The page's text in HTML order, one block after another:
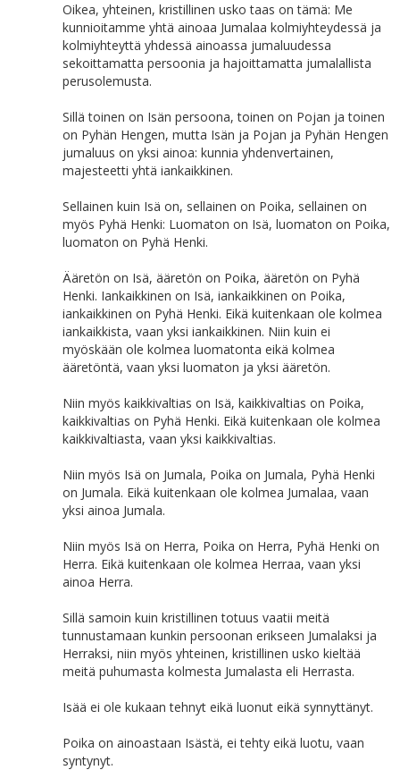
Oikea, yhteinen, kristillinen usko taas on tämä: Me
kunnioitamme yhtä ainoaa Jumalaa kolmiyhteydessä ja
kolmiyhteyttä yhdessä ainoassa jumaluudessa
sekoittamatta persoonia ja hajoittamatta jumalallista
perusolemusta.
Sillä toinen on Isän persoona, toinen on Pojan ja toinen
on Pyhän Hengen, mutta Isän ja Pojan ja Pyhän Hengen
jumaluus on yksi ainoa: kunnia yhdenvertainen,
majesteetti yhtä iankaikkinen.
Sellainen kuin Isä on, sellainen on Poika, sellainen on
myös Pyhä Henki: Luomaton on Isä, luomaton on Poika,
luomaton on Pyhä Henki.
Ääretön on Isä, ääretön on Poika, ääretön on Pyhä
Henki. Iankaikkinen on Isä, iankaikkinen on Poika,
iankaikkinen on Pyhä Henki. Eikä kuitenkaan ole kolmea
iankaikkista, vaan yksi iankaikkinen. Niin kuin ei
myöskään ole kolmea luomatonta eikä kolmea
ääretöntä, vaan yksi luomaton ja yksi ääretön.
Niin myös kaikkivaltias on Isä, kaikkivaltias on Poika,
kaikkivaltias on Pyhä Henki. Eikä kuitenkaan ole kolmea
kaikkivaltiasta, vaan yksi kaikkivaltias.
Niin myös Isä on Jumala, Poika on Jumala, Pyhä Henki
on Jumala. Eikä kuitenkaan ole kolmea Jumalaa, vaan
yksi ainoa Jumala.
Niin myös Isä on Herra, Poika on Herra, Pyhä Henki on
Herra. Eikä kuitenkaan ole kolmea Herraa, vaan yksi
ainoa Herra.
Sillä samoin kuin kristillinen totuus vaatii meitä
tunnustamaan kunkin persoonan erikseen Jumalaksi ja
Herraksi, niin myös yhteinen, kristillinen usko kieltää
meitä puhumasta kolmesta Jumalasta eli Herrasta.
Isää ei ole kukaan tehnyt eikä luonut eikä synnyttänyt.
Poika on ainoastaan Isästä, ei tehty eikä luotu, vaan
syntynyt.